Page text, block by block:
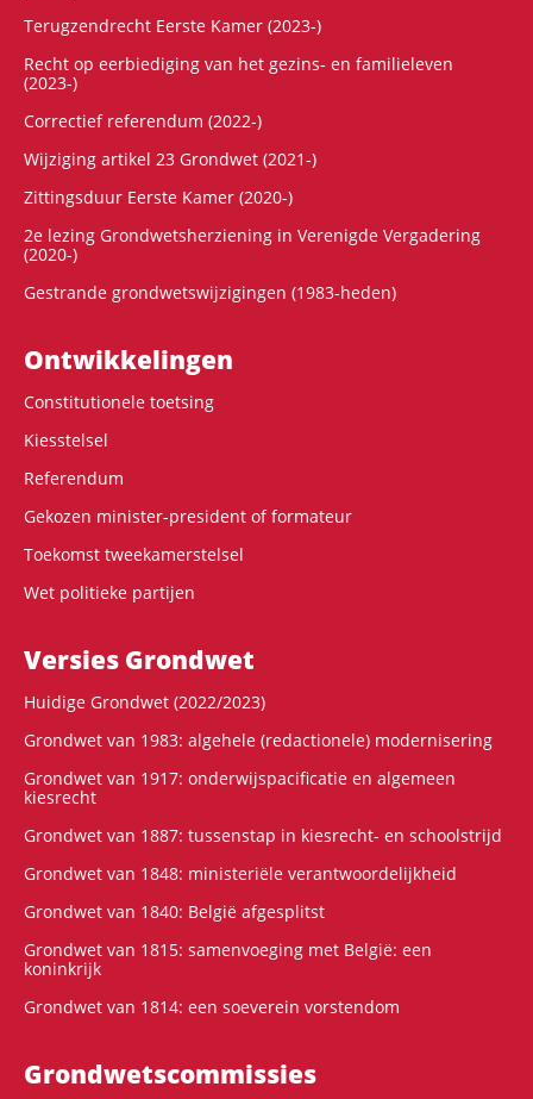
Terugzendrecht Eerste Kamer (2023-)
Recht op eerbiediging van het gezins- en familieleven
(2023-)
Correctief referendum (2022-)
Wijziging artikel 23 Grondwet (2021-)
Zittingsduur Eerste Kamer (2020-)
2e lezing Grondwetsherziening in Verenigde Vergadering
(2020-)
Gestrande grondwetswijzigingen (1983-heden)
Ontwikke­lingen
Constitutionele toetsing
Kiesstelsel
Referendum
Gekozen minister-president of formateur
Toekomst tweekamerstelsel
Wet politieke partijen
Versies Grondwet
Huidige Grondwet (2022/2023)
Grondwet van 1983: algehele (redactionele) modernisering
Grondwet van 1917: onderwijspacificatie en algemeen
kiesrecht
Grondwet van 1887: tussenstap in kiesrecht- en schoolstrijd
Grondwet van 1848: ministeriële verantwoordelijkheid
Grondwet van 1840: België afgesplitst
Grondwet van 1815: samenvoeging met België: een
koninkrijk
Grondwet van 1814: een soeverein vorstendom
Grondwets­commissies